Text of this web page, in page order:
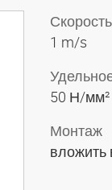
1 m/s
50 Н/мм²
Монтаж
вложить